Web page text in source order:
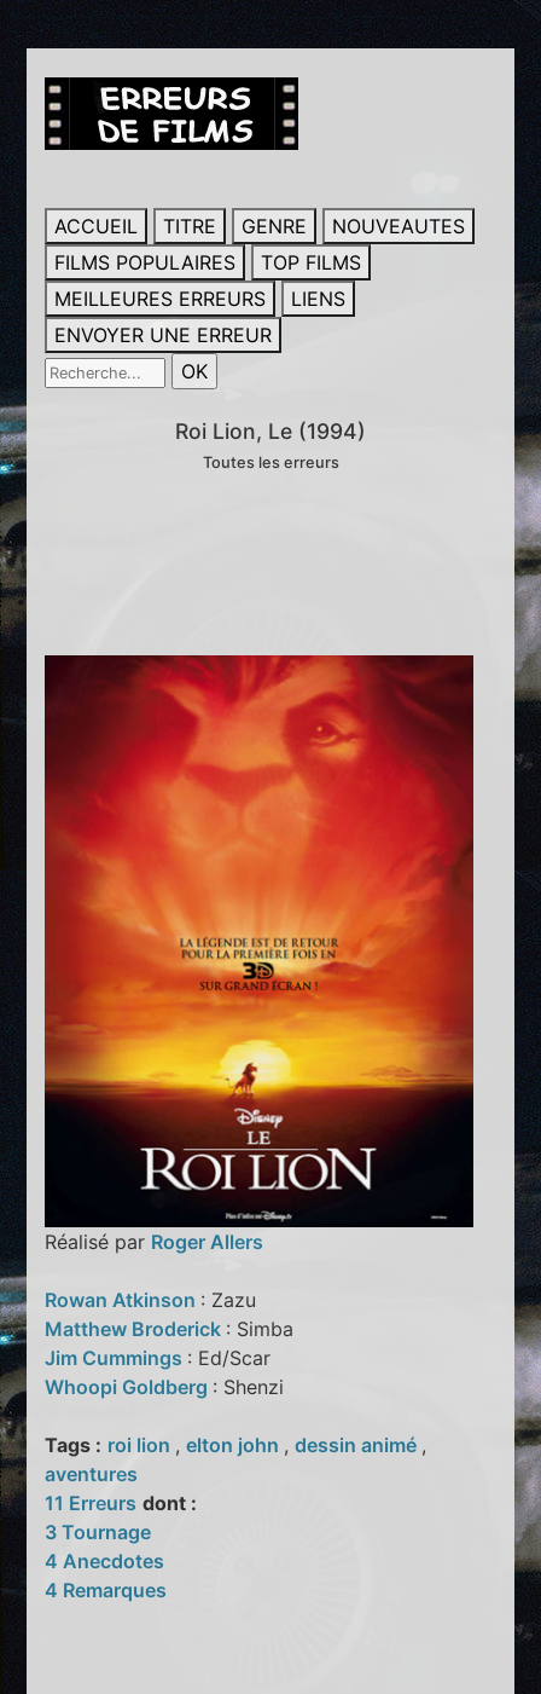
ACCUEIL TITRE GENRE
NOUVEAUTES
FILMS POPULAIRES
TOP FILMS
MEILLEURES ERREURS
LIENS
ENVOYER UNE ERREUR
Roi Lion, Le (1994)
Toutes les erreurs
Réalisé par Roger Allers
Rowan Atkinson : Zazu
Matthew Broderick : Simba
Jim Cummings : Ed/Scar
Whoopi Goldberg : Shenzi
Tags : roi lion ,elton john ,dessin animé ,
aventures
11 Erreurs dont :
3 Tournage
4 Anecdotes
4 Remarques